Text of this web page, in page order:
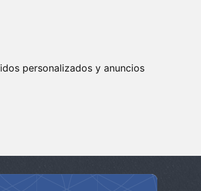
personalizados y anuncios